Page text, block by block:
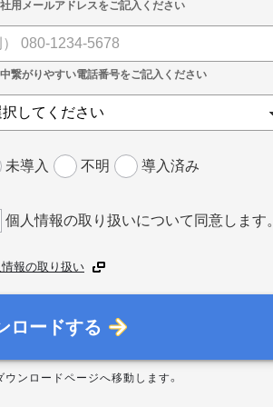
未導入 不明 導入済み
個人情報の取り扱いについて同意します。
報の取り扱い
ロードする
ウンロードページへ移動します。